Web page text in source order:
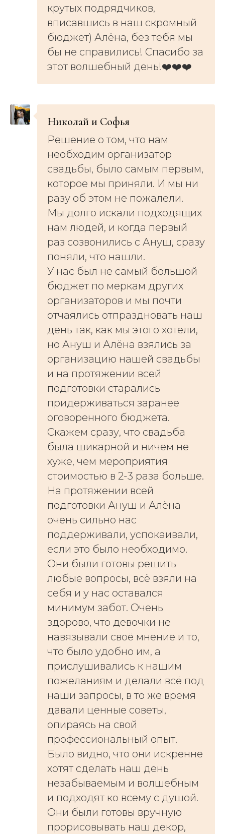
крутых подрядчиков,
вписавшись в наш скромный
бюджет) Алёна, без тебя мы
бы не справились! Спасибо за
этот волшебный день!❤️❤️❤️
Николай и Софья
Решение о том, что нам
необходим организатор
свадьбы, было самым первым,
которое мы приняли. И мы ни
разу об этом не пожалели.
Мы долго искали подходящих
нам людей, и когда первый
раз созвонились с Ануш, сразу
поняли, что нашли.
У нас был не самый большой
бюджет по меркам других
организаторов и мы почти
отчаялись отпраздновать наш
день так, как мы этого хотели,
но Ануш и Алёна взялись за
организацию нашей свадьбы
и на протяжении всей
подготовки старались
придерживаться заранее
оговоренного бюджета.
Скажем сразу, что свадьба
была шикарной и ничем не
хуже, чем мероприятия
стоимостью в 2-3 раза больше.
На протяжении всей
подготовки Ануш и Алёна
очень сильно нас
поддерживали, успокаивали,
если это было необходимо.
Они были готовы решить
любые вопросы, всё взяли на
себя и у нас оставался
минимум забот. Очень
здорово, что девочки не
навязывали своё мнение и то,
что было удобно им, а
прислушивались к нашим
пожеланиям и делали всё под
наши запросы, в то же время
давали ценные советы,
опираясь на свой
профессиональный опыт.
Было видно, что они искренне
хотят сделать наш день
незабываемым и волшебным
и подходят ко всему с душой.
Они были готовы вручную
прорисовывать наш декор,